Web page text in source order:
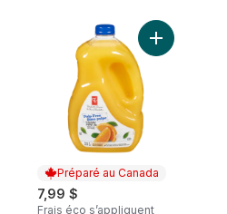
Préparé au Canada
7,99 $
Frais éco s’appliquent
Ajouter Jus